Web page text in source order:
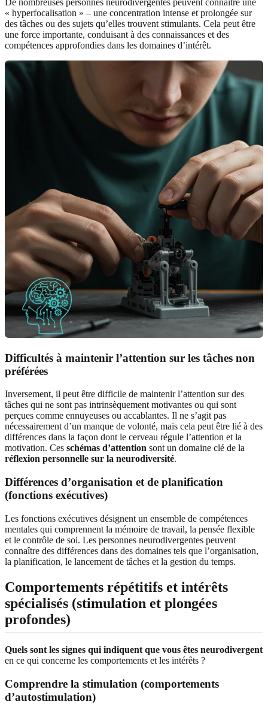
De nombreuses personnes neurodivergentes peuvent connaître une
« hyperfocalisation » – une concentration intense et prolongée sur
des tâches ou des sujets qu’elles trouvent stimulants. Cela peut être
une force importante, conduisant à des connaissances et des
compétences approfondies dans les domaines d’intérêt.
Difficultés à maintenir l’attention sur les tâches non
préférées
Inversement, il peut être difficile de maintenir l’attention sur des
tâches qui ne sont pas intrinsèquement motivantes ou qui sont
perçues comme ennuyeuses ou accablantes. Il ne s’agit pas
nécessairement d’un manque de volonté, mais cela peut être lié à des
différences dans la façon dont le cerveau régule l’attention et la
motivation. Ces schémas d’attention sont un domaine clé de la
réflexion personnelle sur la neurodiversité.
Différences d’organisation et de planification
(fonctions exécutives)
Les fonctions exécutives désignent un ensemble de compétences
mentales qui comprennent la mémoire de travail, la pensée flexible
et le contrôle de soi. Les personnes neurodivergentes peuvent
connaître des différences dans des domaines tels que l’organisation,
la planification, le lancement de tâches et la gestion du temps.
Comportements répétitifs et intérêts
spécialisés (stimulation et plongées
profondes)
Quels sont les signes qui indiquent que vous êtes neurodivergent
en ce qui concerne les comportements et les intérêts ?
Comprendre la stimulation (comportements
d’autostimulation)